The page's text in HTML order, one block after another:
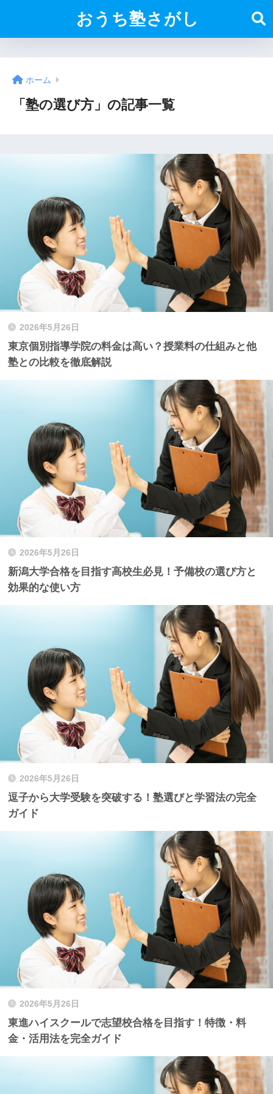
おうち塾さがし
ホーム
「塾の選び方」の記事一覧
2026年5月26日
東京個別指導学院の料金は高い？授業料の仕組みと他
塾との比較を徹底解説
2026年5月26日
新潟大学合格を目指す高校生必見！予備校の選び方と
効果的な使い方
2026年5月26日
逗子から大学受験を突破する！塾選びと学習法の完全
ガイド
2026年5月26日
東進ハイスクールで志望校合格を目指す！特徴・料
金・活用法を完全ガイド